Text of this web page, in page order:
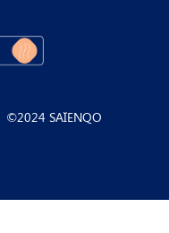
©2024 SAÏENQO